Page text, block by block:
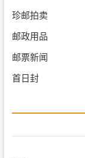
珍邮拍卖
邮政用品
邮票新闻
首日封